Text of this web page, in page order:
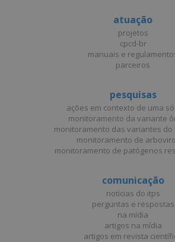
atuação
projetos
cpcd-br
manuais e
parceiros
pesquisas
ações em contexto de uma
monitoramento da variante
monitoramento das variantes do
monitoramento de
monitoramento de patógenos
comunicação
notícias do itps
perguntas e respostas
na mídia
artigos na mídia
artigos em revista